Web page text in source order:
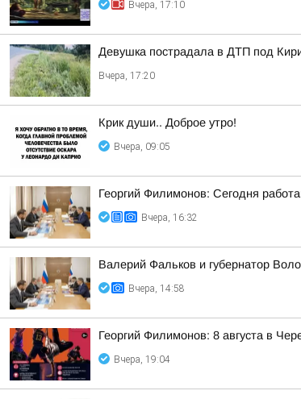
Вчера, 17:10
Девушка пострадала в ДТП под
Вчера, 17:20
Крик души.. Доброе утро!
Вчера, 09:05
Георгий Филимонов: Сегодня
Вчера, 16:32
Валерий Фальков и губернатор
Вчера, 14:58
Георгий Филимонов: 8 августа в
Вчера, 19:04